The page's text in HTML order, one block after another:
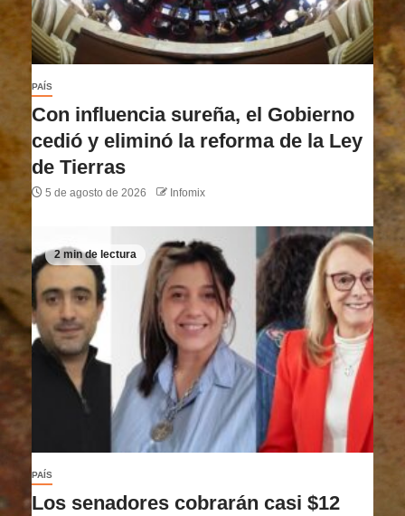
PAÍS
Con influencia sureña, el Gobierno
cedió y eliminó la reforma de la Ley
de Tierras
5 de agosto de 2026 Infomix
2 min de lectura
PAÍS
Los senadores cobrarán casi $12